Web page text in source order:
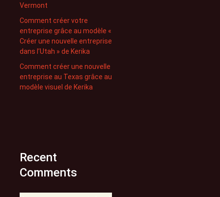
Vermont
Comment créer votre
entreprise grâce au modèle «
Créer une nouvelle entreprise
dans l’Utah » de Kerika
Comment créer une nouvelle
entreprise au Texas grâce au
modèle visuel de Kerika
Recent
Comments